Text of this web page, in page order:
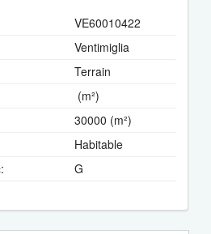
VE60010422
Ventimiglia
Terrain
(m²)
30000 (m²)
Habitable
G